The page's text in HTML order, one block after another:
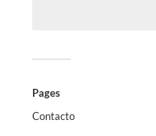
Pages
Contacto